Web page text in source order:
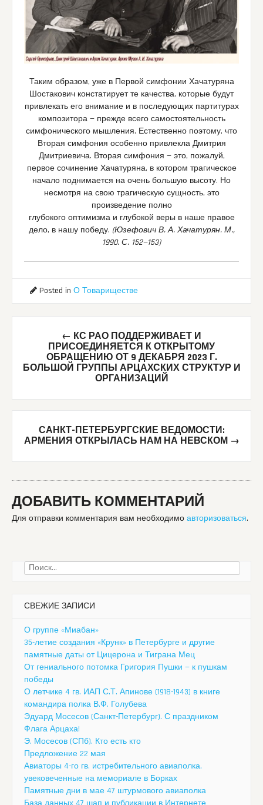
Таким образом, уже в Первой симфонии Хачатуряна
Шостакович констатирует те качества, которые будут
привлекать его внимание и в последующих партитурах
композитора — прежде всего самостоятельность
симфонического мышления. Естественно поэтому, что
Вторая симфония особенно привлекла Дмитрия
Дмитриевича. Вторая симфония — это, пожалуй,
первое сочинение Хачатуряна, в котором трагическое
начало поднимается на очень большую высоту. Но
несмотря на свою трагическую сущность, это
произведение полно
глубокого оптимизма и глубокой веры в наше правое
дело, в нашу победу. (Юзефович В. А. Хачатурян. М.,
1990. С. 152—153)
Posted in О Товариществе
navigation
← КС РАО ПОДДЕРЖИВАЕТ И
ПРИСОЕДИНЯЕТСЯ К ОТКРЫТОМУ
ОБРАЩЕНИЮ ОТ 9 ДЕКАБРЯ 2023 Г.
БОЛЬШОЙ ГРУППЫ АРЦАХСКИХ СТРУКТУР И
ОРГАНИЗАЦИЙ
САНКТ-ПЕТЕРБУРГСКИЕ ВЕДОМОСТИ:
АРМЕНИЯ ОТКРЫЛАСЬ НАМ НА НЕВСКОМ →
ДОБАВИТЬ КОММЕНТАРИЙ
Для отправки комментария вам необходимо авторизоваться.
Найти:
СВЕЖИЕ ЗАПИСИ
О группе «Миабан»
35-летие создания «Крунк» в Петербурге и другие
памятные даты от Цицерона и Тиграна Мец
От гениального потомка Григория Пушки — к пушкам
победы
О летчике 4 гв. ИАП С.Т. Апинове (1918-1943) в книге
командира полка В.Ф. Голубева
Эдуард Мосесов (Санкт-Петербург). С праздником
Флага Арцаха!
Э. Мосесов (СПб). Кто есть кто
Предложение 22 мая
Авиаторы 4-го гв. истребительного авиаполка,
увековеченные на мемориале в Борках
Памятные дни в мае 47 штурмового авиаполка